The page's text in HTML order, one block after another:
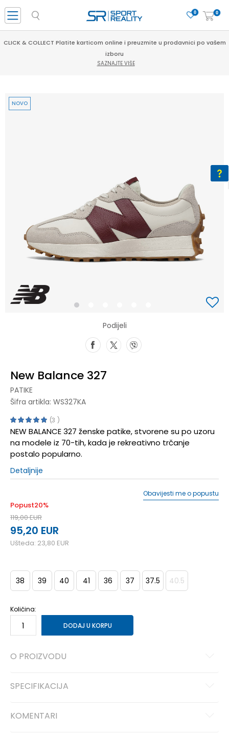
0
0
CLICK & COLLECT Platite karticom online i preuzmite u prodavnici po vašem
izboru
SAZNAJTE VIŠE
1
NOVO
Podijeli
New Balance 327
PATIKE
Šifra artikla: WS327KA
3
NEW BALANCE 327 ženske patike, stvorene su po uzoru
na modele iz 70-tih, kada je rekreativno trčanje
postalo popularno.
Detaljnije
Popust20%
119,00EUR
95,20 EUR
Ušteda: 23,80 EUR
Obavijesti me o popustu
38 39 40 41 36 37 37.5 40.5
Količina:
DODAJ U KORPU
O PROIZVODU
SPECIFIKACIJA
KOMENTARI